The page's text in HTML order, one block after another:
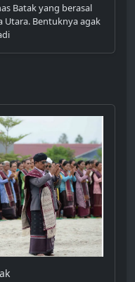
Batak yang berasal
Utara. Bentuknya agak